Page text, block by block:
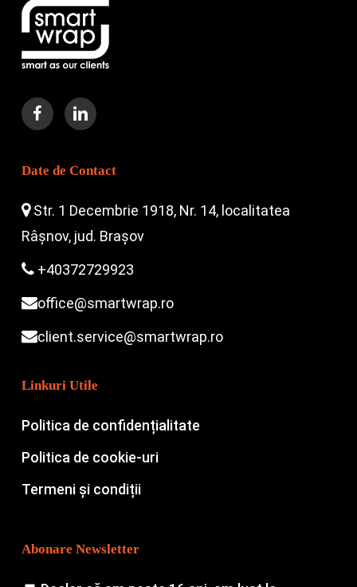
Date de Contact
Str. 1 Decembrie 1918, Nr. 14, localitatea
Râșnov, jud. Brașov
+40372729923
office@smartwrap.ro
client.service@smartwrap.ro
Linkuri Utile
Politica de confidențialitate
Politica de cookie-uri
Termeni și condiții
Abonare Newsletter